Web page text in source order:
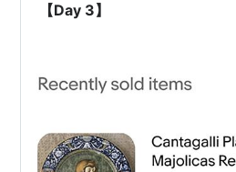
【Day 3】